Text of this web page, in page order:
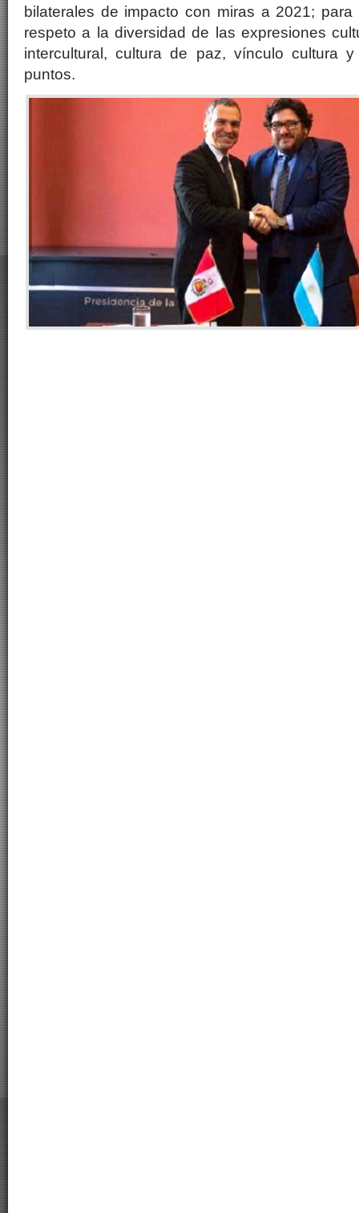
bilaterales de impacto con miras a 2021;
respeto a la diversidad de las expresiones
intercultural, cultura de paz, vínculo cultura
puntos.